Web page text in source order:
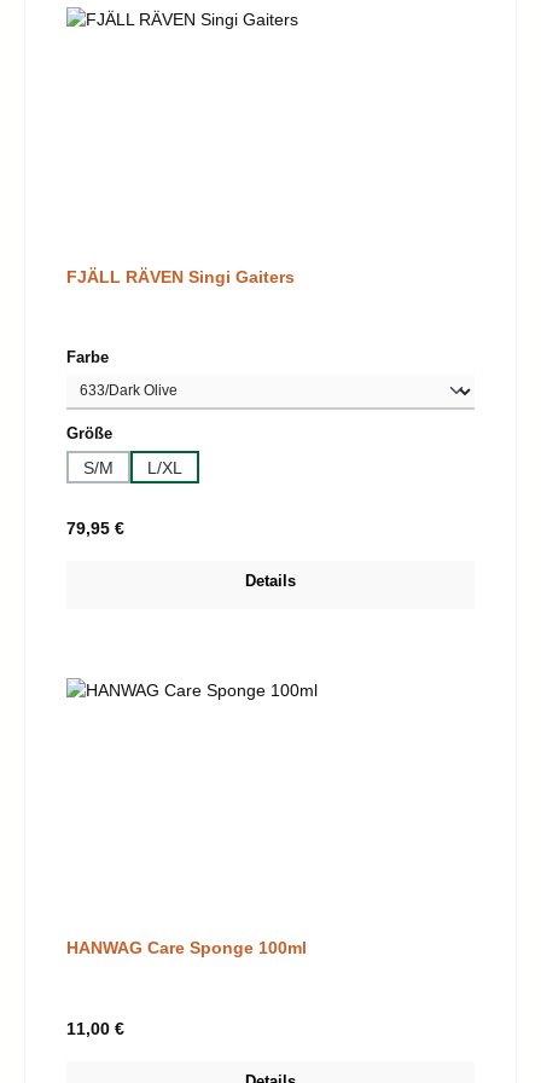
FJÄLL RÄVEN Singi Gaiters
Farbeauswählen
Größeauswählen
S/M L/XL
Regulärer Preis:
79,95 €
Details
HANWAG Care Sponge 100ml
Regulärer Preis:
11,00 €